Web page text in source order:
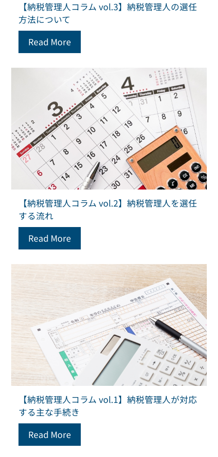
【納税管理人コラム vol.3】納税管理人の選任
方法について
Read More
【納税管理人コラム vol.2】納税管理人を選任
する流れ
Read More
【納税管理人コラム vol.1】納税管理人が対応
する主な手続き
Read More